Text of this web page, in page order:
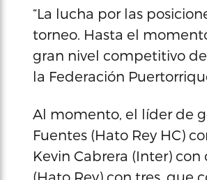
“La lucha por las
torneo. Hasta el
gran nivel competitivo
la Federación
Al momento, el líder de
Fuentes (Hato Rey HC)
Kevin Cabrera (Inter)
(Hato Rey) con tres, que